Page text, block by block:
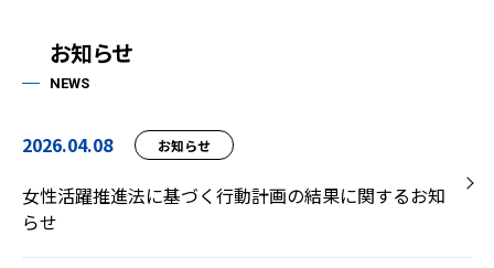
お知らせ
NEWS
2026.04.08 お知らせ
女性活躍推進法に基づく行動計画の結果に関するお知
らせ